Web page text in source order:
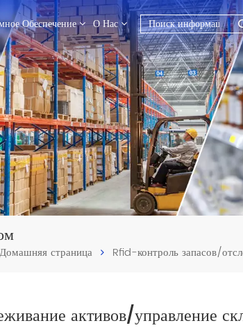
Обеспечение О Нас
en
fr
ru
es
ar
Домашняя страница Rfid-контроль запасов/
активов/управление